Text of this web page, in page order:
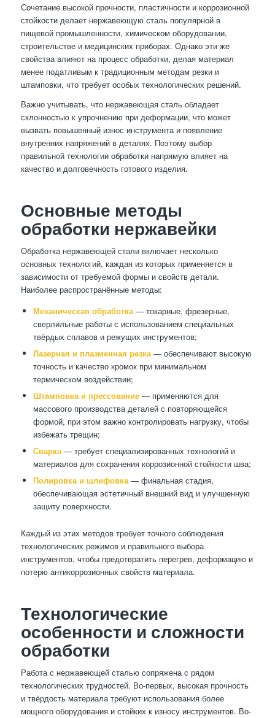
Сочетание высокой прочности, пластичности и коррозионной
стойкости делает нержавеющую сталь популярной в
пищевой промышленности, химическом оборудовании,
строительстве и медицинских приборах. Однако эти же
свойства влияют на процесс обработки, делая материал
менее податливым к традиционным методам резки и
штамповки, что требует особых технологических решений.
Важно учитывать, что нержавеющая сталь обладает
склонностью к упрочнению при деформации, что может
вызвать повышенный износ инструмента и появление
внутренних напряжений в деталях. Поэтому выбор
правильной технологии обработки напрямую влияет на
качество и долговечность готового изделия.
Основные методы
обработки нержавейки
Обработка нержавеющей стали включает несколько
основных технологий, каждая из которых применяется в
зависимости от требуемой формы и свойств детали.
Наиболее распространённые методы:
Механическая обработка— токарные, фрезерные,
сверлильные работы с использованием специальных
твёрдых сплавов и режущих инструментов;
Лазерная и плазменная резка— обеспечивают высокую
точность и качество кромок при минимальном
термическом воздействии;
Штамповка и прессование— применяются для
массового производства деталей с повторяющейся
формой, при этом важно контролировать нагрузку, чтобы
избежать трещин;
Сварка— требует специализированных технологий и
материалов для сохранения коррозионной стойкости шва;
Полировка и шлифовка— финальная стадия,
обеспечивающая эстетичный внешний вид и улучшенную
защиту поверхности.
Каждый из этих методов требует точного соблюдения
технологических режимов и правильного выбора
инструментов, чтобы предотвратить перегрев, деформацию и
потерю антикоррозионных свойств материала.
Технологические
особенности и сложности
обработки
Работа с нержавеющей сталью сопряжена с рядом
технологических трудностей. Во-первых, высокая прочность
и твёрдость материала требуют использования более
мощного оборудования и стойких к износу инструментов. Во-